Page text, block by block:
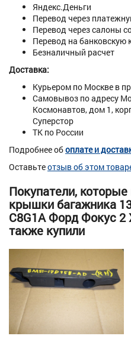
Яндекс.Деньги
Перевод через
Перевод через салоны
Перевод на банковскую
Безналичный расчет
Доставка:
Курьером по Москве в
Самовывоз по адресу
Космонавтов, дом 1,
Суперстор
ТК по России
Подробнее обоплате и
Оставьтеотзыв об этом
Покупатели,
крышки багажника
C8G1A Форд Фокус 2
также купили